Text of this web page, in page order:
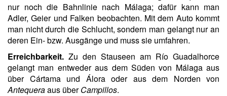
nur noch die Bahnlinie nach Málaga; dafür kann man
Adler, Geier und Falken beobachten. Mit dem Auto kommt
man nicht durch die Schlucht, sondern man gelangt nur an
deren Ein- bzw. Ausgänge und muss sie umfahren.
Erreichbarkeit. Zu den Stauseen am Río Guadalhorce
gelangt man entweder aus dem Süden von Málaga aus
über Cártama und Álora oder aus dem Norden von
Antequeraaus überCampillos.